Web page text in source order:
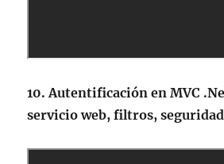
10. Autentificación en MVC
servicio web, filtros, seguridad